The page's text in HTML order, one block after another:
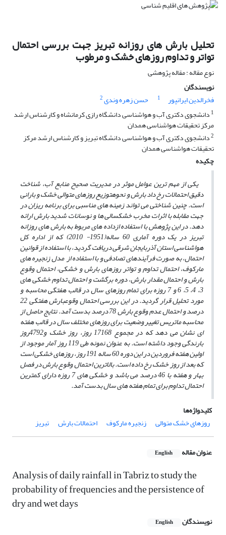
تحلیل بارش های روزانه تبریز جهت بررسی احتمال
تواتر و تداوم روزهای خشک و مرطوب
نوع مقاله : مقاله پژوهشی
نویسندگان
فخرالدین ایرانپور
1 حسن زهره وندی2
1 دانشجوی دکتری آب و هواشناسی دانشگاه رازی کرمانشاه و کارشناس ارشد
مرکز تحقیقات هواشناسی همدان
2دانشجوی دکتری آب و هواشناسی دانشگاه تبریز و کارشناس ارشد مرکز
تحقیقات هواشناسی همدان
چکیده
یکی از مهم ترین عوامل موثر در مدیریت صحیح منابع آب، شناخت
دقیق احتمالات رخ داد بارش و نحوهتوزیع روزهای متوالی خشک و بارانی
است. چنین شناختی می تواند زمینه های مناسبی برای برنامه ریزان در
جهت مقابله با اثرات مخرب خشکسالی ها و نوسانات شدید بارش ارائه
دهد. در این پژوهش با استفاده ازداده های مربوط به بارش های روزانه
تبریز در یک دوره آماری 60 ساله(1951- 2010) که از اداره کل
هواشناسی استان آذربایجان شرقی دریافت گردید، با استفاده از قوانین
احتمال، به صورت فرآیندهای تصادفی و با استفاده از مدل زنجیره های
مارکوف، احتمال تداوم و تواتر روزهای بارش و خشکی، احتمال وقوع
بارش و احتمال مقدار بارش، دوره برگشت و احتمال تداوم خشکی های
3، 4، 5، 6 و 7 روزه برای تمام روزهای سال در قالب هفتگی محاسبه و
مورد تحلیل قرار گردید. در این بررسی احتمال وقوع بارش هفتگی 22
درصد و احتمال عدم وقوع بارش 78 درصد بدست آمد. نتایج حاصل از
محاسبه ماتریس تغییر وضعیت برای روزهای مختلف سال در قالب هفته
ای نشان می دهد که در مجموع 17168 روز، روز خشک و4792روز
بارندگی وجود داشته است. به عنوان نمونه طی 119 روز آمار موجود از
اولین هفته فروردین در این دوره 60 ساله 191 روز، روزهای خشکی است
که بعد از روز خشک رخ داده است. بالاترین احتمال وقوع بارش در فصل
بهار و هفته با 46 درصد می باشد و خشکی های 7 روزه دارای کمترین
احتمال تداوم برای تمام هفته های سال بدست آمد.
کلیدواژه‌ها
روزهای خشک متوالی
زنجیره مارکوف احتمالات بارش تبریز
عنوان مقاله English
Analysis of daily rainfall in Tabriz to study the
probability of frequencies and the persistence of
dry and wet days
نویسندگان English